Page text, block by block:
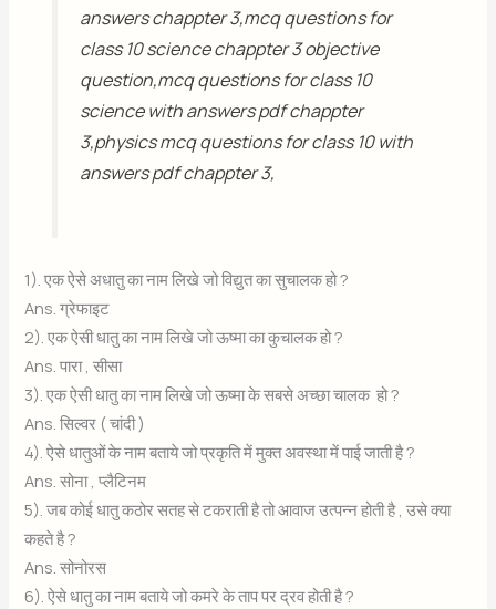
answers chappter 3,mcq questions for
class 10 science chappter 3 objective
question,mcq questions for class 10
science with answers pdf chappter
3,physics mcq questions for class 10 with
answers pdf chappter 3,
1). एक ऐसे अधातु का नाम लिखे जो विद्युत का सुचालक हो ?
Ans. ग्रेफाइट
2). एक ऐसी धातु का नाम लिखे जो ऊष्मा का कुचालक हो ?
Ans. पारा , सीसा
3). एक ऐसी धातु का नाम लिखे जो ऊष्मा के सबसे अच्छा चालक हो ?
Ans. सिल्वर ( चांदी )
4). ऐसे धातुओं के नाम बताये जो प्रकृति में मुक्त अवस्था में पाई जाती है ?
Ans. सोना , प्लैटिनम
5). जब कोई धातु कठोर सतह से टकराती है तो आवाज उत्पन्न होती है , उसे क्या
कहते है ?
Ans. सोनोरस
6). ऐसे धातु का नाम बताये जो कमरे के ताप पर द्रव होती है ?